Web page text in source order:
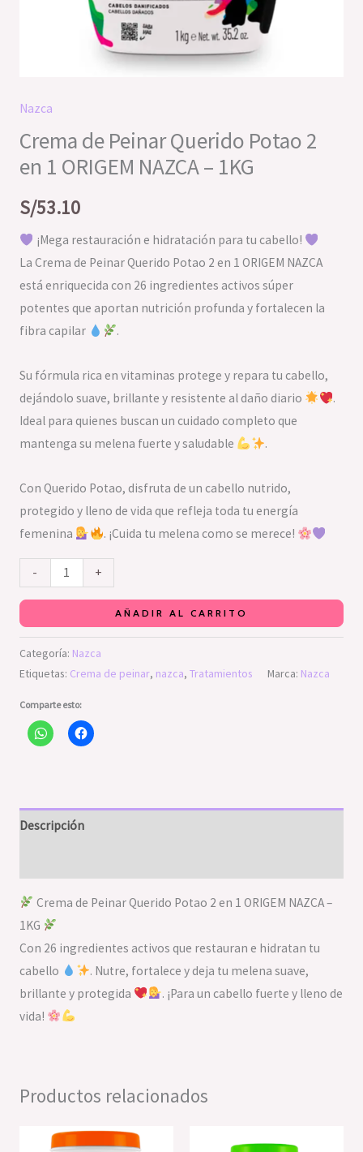
Nazca
Crema de Peinar Querido Potao 2
en 1 ORIGEM NAZCA – 1KG
S/53.10
¡Mega restauración e hidratación para tu cabello!
La Crema de Peinar Querido Potao 2 en 1 ORIGEM NAZCA
está enriquecida con 26 ingredientes activos súper
potentes que aportan nutrición profunda y fortalecen la
fibra capilar
.
Su fórmula rica en vitaminas protege y repara tu cabello,
dejándolo suave, brillante y resistente al daño diario
.
Ideal para quienes buscan un cuidado completo que
mantenga su melena fuerte y saludable
.
Con Querido Potao, disfruta de un cabello nutrido,
protegido y lleno de vida que refleja toda tu energía
femenina
. ¡Cuida tu melena como se merece!
- +
AÑADIR AL CARRITO
Categoría: Nazca
Etiquetas: Crema de peinar, nazca, Tratamientos Marca: Nazca
Comparte esto:
Descripción
Crema de Peinar Querido Potao 2 en 1 ORIGEM NAZCA –
1KG
Con 26 ingredientes activos que restauran e hidratan tu
cabello
. Nutre, fortalece y deja tu melena suave,
brillante y protegida
. ¡Para un cabello fuerte y lleno de
vida!
Productos relacionados